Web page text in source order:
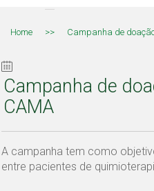
Home >> Campanha de
Campanha de
CAMA
A campanha tem como
entre pacientes de